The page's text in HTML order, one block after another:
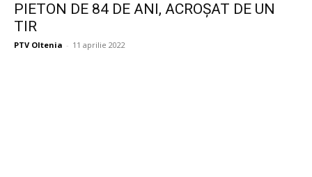
PIETON DE 84 DE ANI, ACROŞAT DE UN
TIR
PTV Oltenia - 11 aprilie 2022